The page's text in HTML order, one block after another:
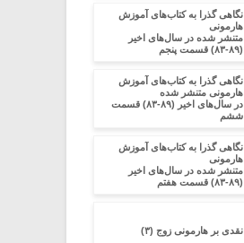
نگاهی گذرا به کتاب‌های آموزش
هارمونی
متنشر شده در سال‌های اخیر
(۸۹-۸۳) قسمت پنجم
نگاهی گذرا به کتاب‌های آموزش
هارمونی متنشر شده
در سال‌های اخیر (۸۹-۸۳) قسمت
ششم
نگاهی گذرا به کتاب‌های آموزش
هارمونی
متنشر شده در سال‌های اخیر
(۸۹-۸۳) قسمت هفتم
نقدی بر هارمونی زوج (۳)